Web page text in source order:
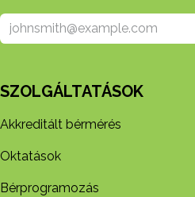
SZOLGÁLTATÁSOK
Akkreditált bérmérés
Oktatások
Bérprogramozás